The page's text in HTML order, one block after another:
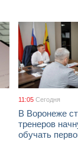
11:05 Сегодня
В Воронеже
тренеров
обучать